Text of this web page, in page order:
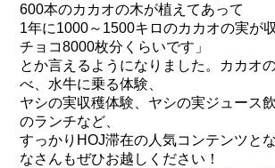
600本のカカオの木が植えてあって
1年に1000～1500キロのカカオの実が
チョコ8000枚分くらいです」
とか言えるようになりました。カカオ
べ、水牛に乗る体験、
ヤシの実収穫体験、ヤシの実ジュース
のランチなど、
すっかりHOJ滞在の人気コンテンツと
なさんもぜひお越しください！